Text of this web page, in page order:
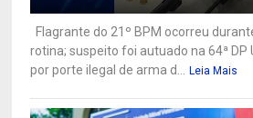
Flagrante do 21º BPM ocorreu
rotina; suspeito foi autuado na 64ª
por porte ilegal de arma d... Leia Mais